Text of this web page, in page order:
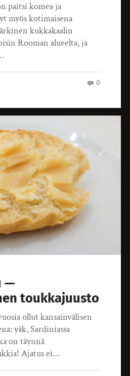
paitsi komea ja
myös kotimaisena
kukkakaalin
Rooman alueelta, ja
0
—
toukkajuusto
ollut kansainvälisen
yäk, Sardiniassa
on täynnä
Ajatus ei…